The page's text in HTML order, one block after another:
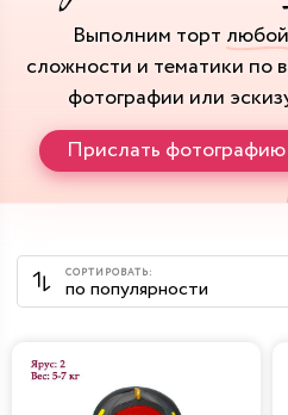
Выполним торт любой
сложности и тематики по
фотографии или
Прислать фотографию